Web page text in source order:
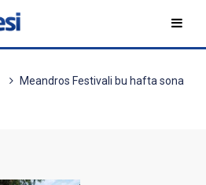
Meandros Festivali bu hafta sona